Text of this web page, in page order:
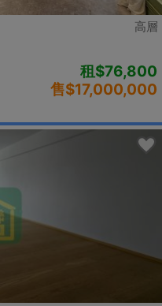
高層
租$76,800
售$17,000,000